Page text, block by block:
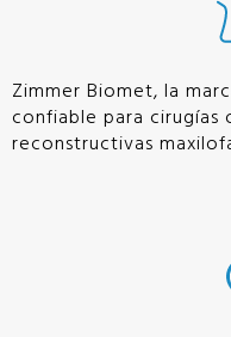
Zimmer Biomet, la
confiable para cirugías
reconstructivas